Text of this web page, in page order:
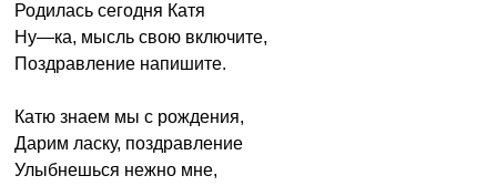
Родилась сегодня Катя
Ну—ка, мысль свою включите,
Поздравление напишите.
Катю знаем мы с рождения,
Дарим ласку, поздравление
Улыбнешься нежно мне,